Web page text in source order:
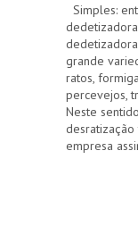
Simples:
grande
ratos,
percevejos,
Neste
empresa